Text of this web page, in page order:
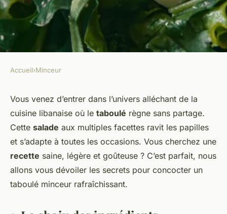
Quelles sont les astuces pour
un taboulé minceur
rafraîchissant ?
renaud•18 février 2024•5 min de lecture
Accueil›Minceur
Vous venez d’entrer dans l’univers alléchant de la
cuisine libanaise où le taboulé règne sans partage.
Cette salade aux multiples facettes ravit les papilles
et s’adapte à toutes les occasions. Vous cherchez une
recette saine, légère et goûteuse ? C’est parfait, nous
allons vous dévoiler les secrets pour concocter un
taboulé minceur rafraîchissant.